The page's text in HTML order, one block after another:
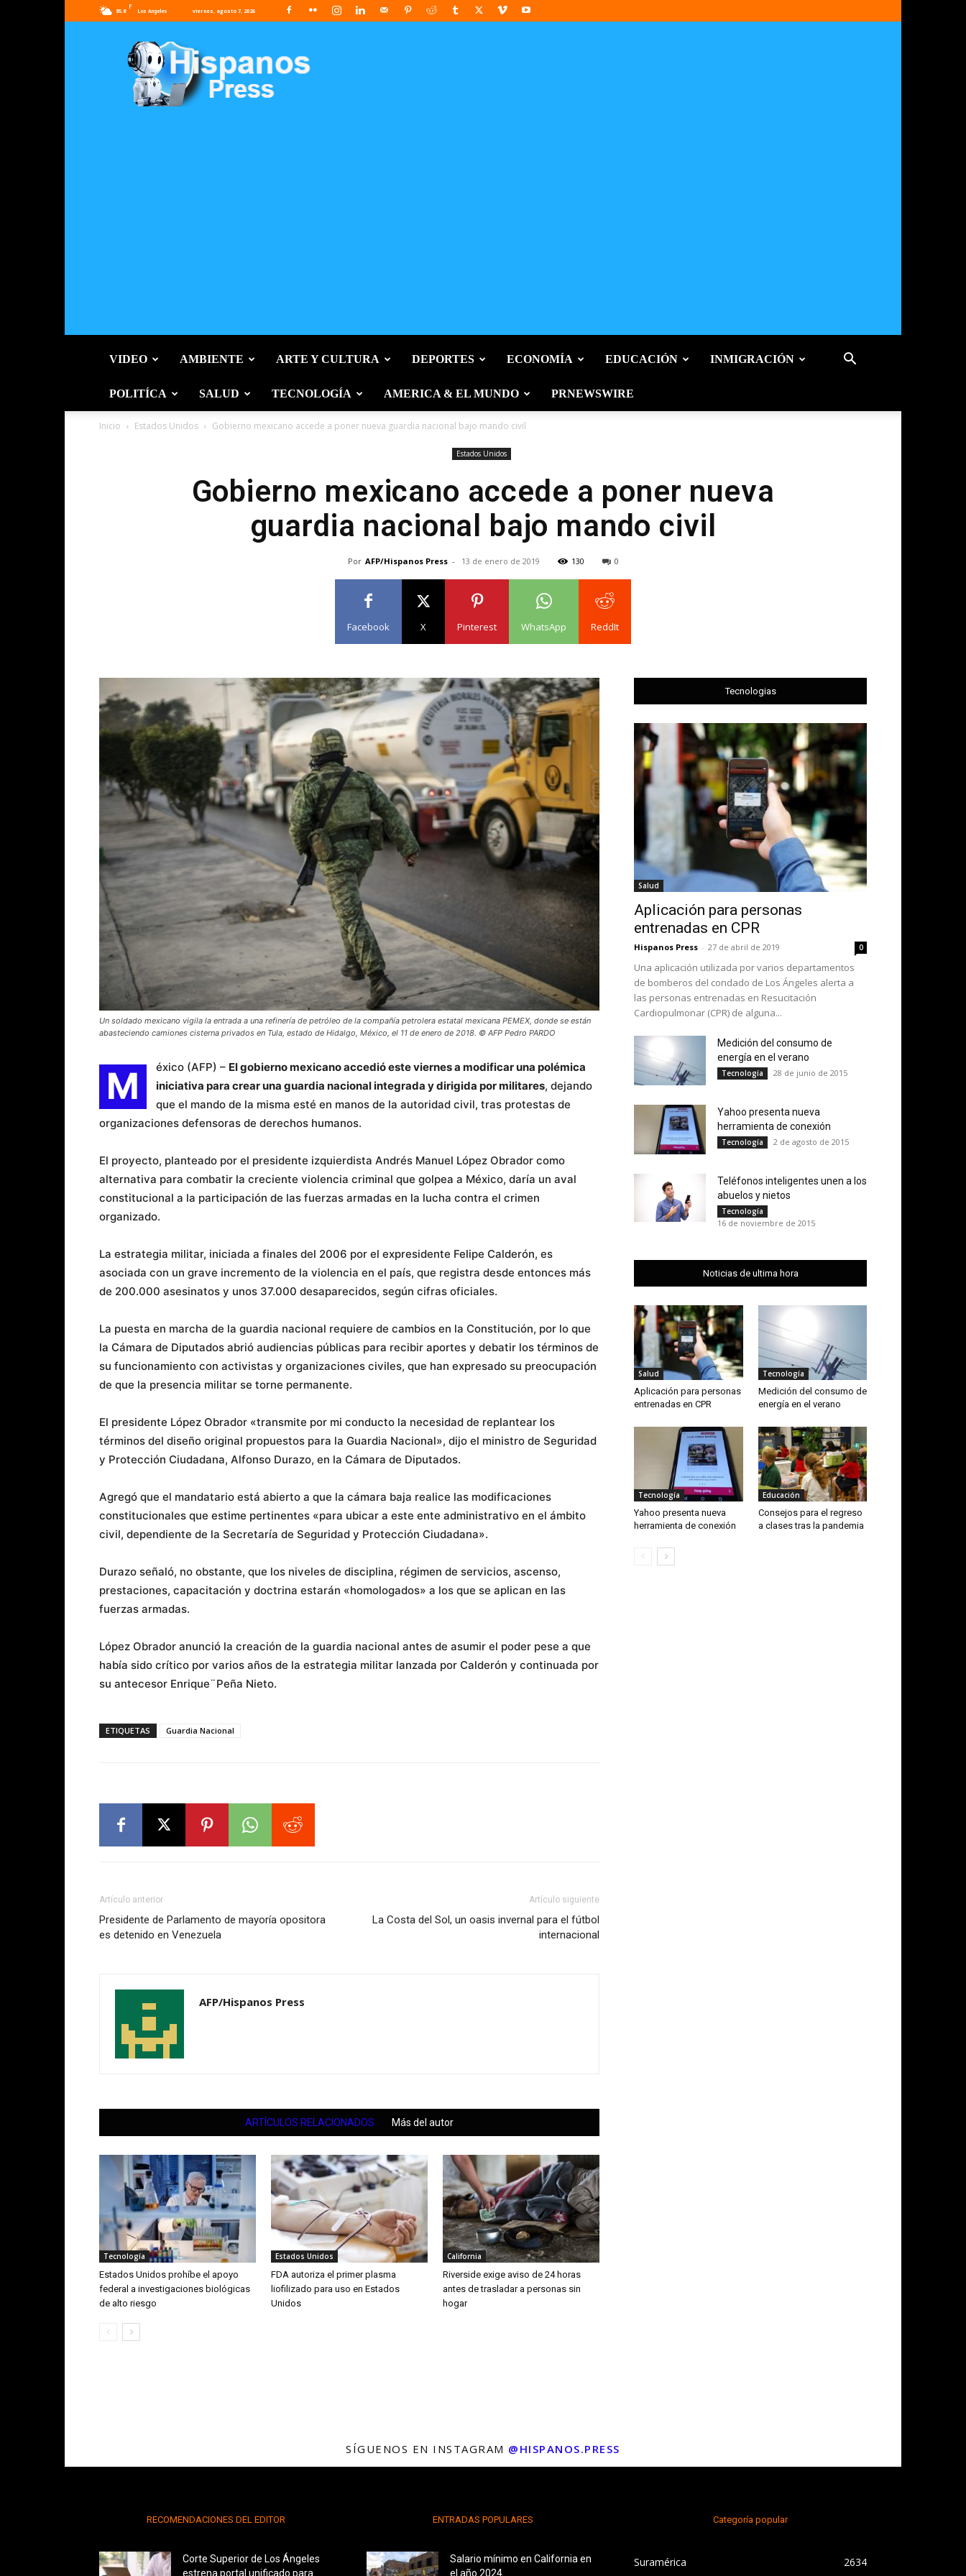
85.8
F
Los Angeles viernes, agosto 7, 2026
Press
VIDEO AMBIENTE ARTE Y CULTURA DEPORTES ECONOMÍA EDUCACIÓN INMIGRACIÓN
POLITÍCA SALUD TECNOLOGÍA AMERICA & EL MUNDO PRNEWSWIRE
Inicio Estados Unidos Gobierno mexicano accede a poner nueva guardia nacional bajo mando civil
Estados Unidos
Gobierno mexicano accede a poner nueva
guardia nacional bajo mando civil
Por AFP/Hispanos Press - 13 de enero de 2019 130 0
Facebook X Pinterest WhatsApp ReddIt
Un soldado mexicano vigila la entrada a una refinería de petróleo de la compañía petrolera estatal mexicana PEMEX, donde se están
abasteciendo camiones cisterna privados en Tula, estado de Hidalgo, México, el 11 de enero de 2018. © AFP Pedro PARDO
M éxico (AFP) – El gobierno mexicano accedió este viernes a modificar una polémica
iniciativa para crear una guardia nacional integrada y dirigida por militares, dejando
que el mando de la misma esté en manos de la autoridad civil, tras protestas de
organizaciones defensoras de derechos humanos.
El proyecto, planteado por el presidente izquierdista Andrés Manuel López Obrador como
alternativa para combatir la creciente violencia criminal que golpea a México, daría un aval
constitucional a la participación de las fuerzas armadas en la lucha contra el crimen
organizado.
La estrategia militar, iniciada a finales del 2006 por el expresidente Felipe Calderón, es
asociada con un grave incremento de la violencia en el país, que registra desde entonces más
de 200.000 asesinatos y unos 37.000 desaparecidos, según cifras oficiales.
La puesta en marcha de la guardia nacional requiere de cambios en la Constitución, por lo que
la Cámara de Diputados abrió audiencias públicas para recibir aportes y debatir los términos de
su funcionamiento con activistas y organizaciones civiles, que han expresado su preocupación
de que la presencia militar se torne permanente.
El presidente López Obrador «transmite por mi conducto la necesidad de replantear los
términos del diseño original propuestos para la Guardia Nacional», dijo el ministro de Seguridad
y Protección Ciudadana, Alfonso Durazo, en la Cámara de Diputados.
Agregó que el mandatario está abierto a que la cámara baja realice las modificaciones
constitucionales que estime pertinentes «para ubicar a este ente administrativo en el ámbito
civil, dependiente de la Secretaría de Seguridad y Protección Ciudadana».
Durazo señaló, no obstante, que los niveles de disciplina, régimen de servicios, ascenso,
prestaciones, capacitación y doctrina estarán «homologados» a los que se aplican en las
fuerzas armadas.
López Obrador anunció la creación de la guardia nacional antes de asumir el poder pese a que
había sido crítico por varios años de la estrategia militar lanzada por Calderón y continuada por
su antecesor Enrique¨Peña Nieto.
ETIQUETAS Guardia Nacional
Artículo anterior
Presidente de Parlamento de mayoría opositora
es detenido en Venezuela
Artículo siguiente
La Costa del Sol, un oasis invernal para el fútbol
internacional
AFP/Hispanos Press
ARTÍCULOS RELACIONADOS Más del autor
Tecnología
Estados Unidos prohíbe el apoyo
federal a investigaciones biológicas
de alto riesgo
Estados Unidos
FDA autoriza el primer plasma
liofilizado para uso en Estados
Unidos
California
Riverside exige aviso de 24 horas
antes de trasladar a personas sin
hogar
Tecnologias
Salud
Aplicación para personas
entrenadas en CPR
Hispanos Press - 27 de abril de 2019 0
Una aplicación utilizada por varios departamentos
de bomberos del condado de Los Ángeles alerta a
las personas entrenadas en Resucitación
Cardiopulmonar (CPR) de alguna...
Medición del consumo de
energía en el verano
Tecnología 28 de junio de 2015
Yahoo presenta nueva
herramienta de conexión
Tecnología 2 de agosto de 2015
Teléfonos inteligentes unen a los
abuelos y nietos
Tecnología
16 de noviembre de 2015
Noticias de ultima hora
Salud
Aplicación para personas
entrenadas en CPR
Tecnología
Medición del consumo de
energía en el verano
Tecnología
Yahoo presenta nueva
herramienta de conexión
Educación
Consejos para el regreso
a clases tras la pandemia
SÍGUENOS EN INSTAGRAM @HISPANOS.PRESS
RECOMENDACIONES DEL EDITOR
Corte Superior de Los Ángeles
estrena portal unificado para
ENTRADAS POPULARES
Salario mínimo en California en
el año 2024
Categoría popular
Suramérica 2634